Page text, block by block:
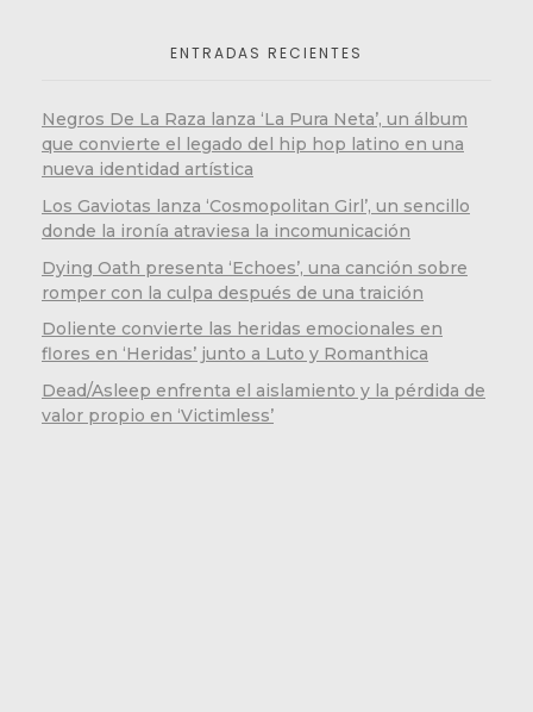
ENTRADAS RECIENTES
Negros De La Raza lanza ‘La Pura Neta’, un álbum
que convierte el legado del hip hop latino en una
nueva identidad artística
Los Gaviotas lanza ‘Cosmopolitan Girl’, un sencillo
donde la ironía atraviesa la incomunicación
Dying Oath presenta ‘Echoes’, una canción sobre
romper con la culpa después de una traición
Doliente convierte las heridas emocionales en
flores en ‘Heridas’ junto a Luto y Romanthica
Dead/Asleep enfrenta el aislamiento y la pérdida de
valor propio en ‘Victimless’